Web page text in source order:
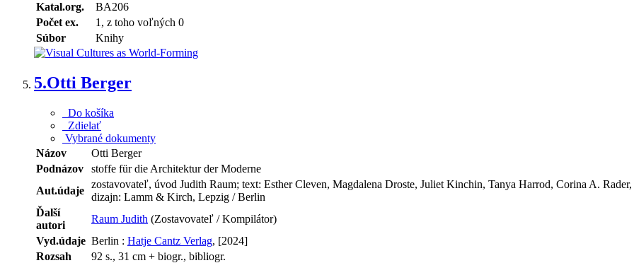
Katal.org.
BA206
Počet ex.
1, z toho voľných 0
Súbor
Knihy
5.Otti Berger
Do košíka
Zdielať
Vybrané dokumenty
Názov
Otti Berger
Podnázov
stoffe für die Architektur der Moderne
Aut.údaje
zostavovateľ, úvod Judith Raum; text: Esther Cleven, Magdalena Droste, Juliet Kinchin, Tanya Harrod, Corina A.
dizajn: Lamm & Kirch, Lepzig / Berlin
Ďalší
autori
Raum Judith (Zostavovateľ / Kompilátor)
Vyd.údaje Berlin : Hatje Cantz Verlag, [2024]
Rozsah
92 s., 31 cm + biogr., bibliogr.